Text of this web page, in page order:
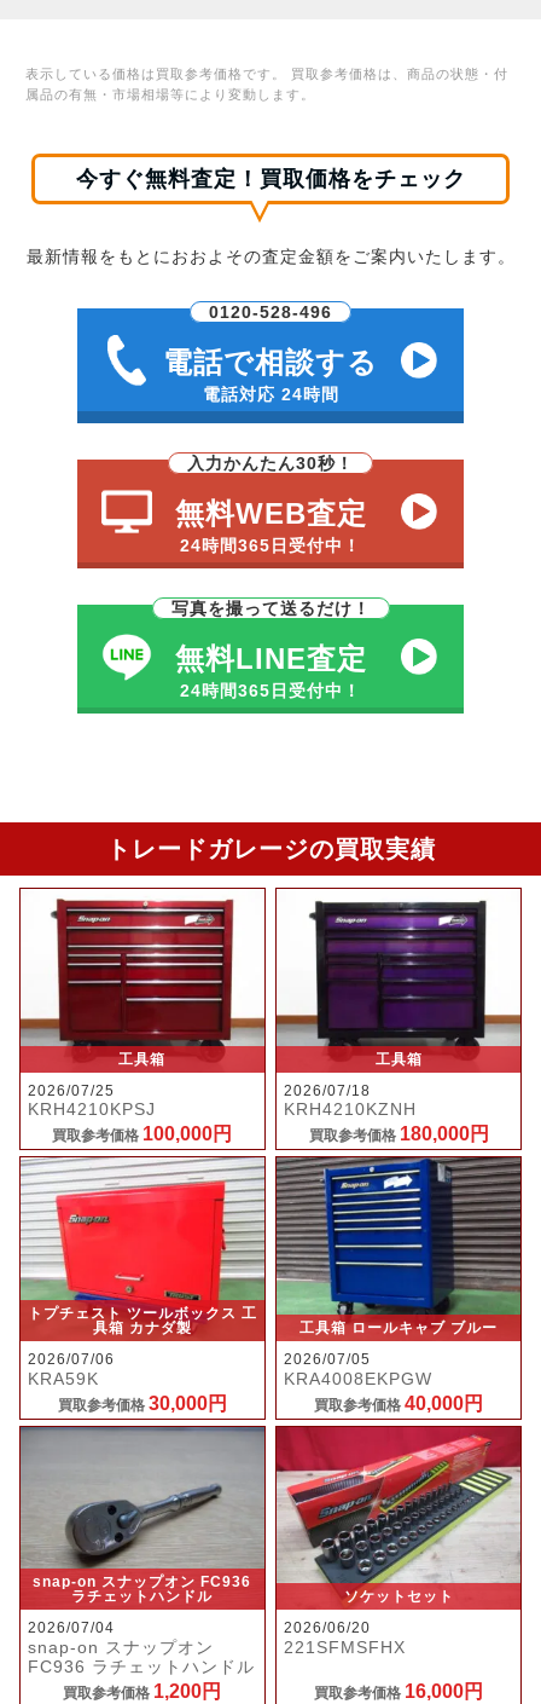
表示している価格は買取参考価格です。 買取参考価格は、商品の状態・付
属品の有無・市場相場等により変動します。
今すぐ無料査定！買取価格をチェック
最新情報をもとにおおよその査定金額をご案内いたします。
0120-528-496
電話で相談する
電話対応 24時間
入力かんたん30秒！
無料WEB査定
24時間365日受付中！
写真を撮って送るだけ！
無料LINE査定
24時間365日受付中！
トレードガレージの買取実績
工具箱
2026/07/25
KRH4210KPSJ
買取参考価格 100,000円
工具箱
2026/07/18
KRH4210KZNH
買取参考価格 180,000円
トプチェスト ツールボックス 工
具箱 カナダ製
2026/07/06
KRA59K
買取参考価格 30,000円
工具箱 ロールキャブ ブルー
2026/07/05
KRA4008EKPGW
買取参考価格40,000円
snap-on スナップオン FC936
ラチェットハンドル
2026/07/04
snap-on スナップオン
FC936 ラチェットハンドル
買取参考価格 1,200円
ソケットセット
2026/06/20
221SFMSFHX
買取参考価格 16,000円